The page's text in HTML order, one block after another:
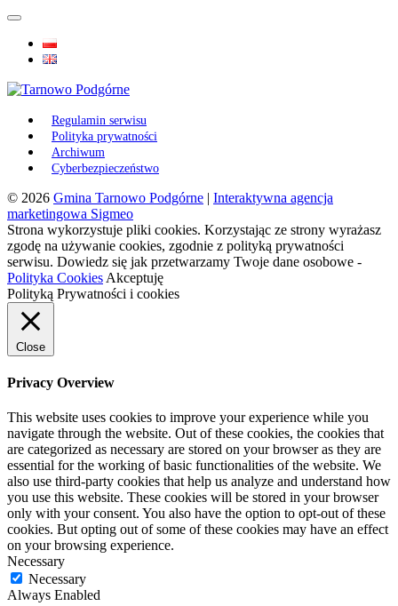
Regulamin serwisu
Polityka prywatności
Archiwum
Cyberbezpieczeństwo
© 2026 Gmina Tarnowo Podgórne | Interaktywna agencja
marketingowa Sigmeo
Strona wykorzystuje pliki cookies. Korzystając ze strony wyrażasz
zgodę na używanie cookies, zgodnie z polityką prywatności
serwisu. Dowiedz się jak przetwarzamy Twoje dane osobowe -
Polityka Cookies Akceptuję
Polityką Prywatności i cookies
Close
Privacy Overview
This website uses cookies to improve your experience while you
navigate through the website. Out of these cookies, the cookies that
are categorized as necessary are stored on your browser as they are
essential for the working of basic functionalities of the website. We
also use third-party cookies that help us analyze and understand how
you use this website. These cookies will be stored in your browser
only with your consent. You also have the option to opt-out of these
cookies. But opting out of some of these cookies may have an effect
on your browsing experience.
Necessary
Necessary
Always Enabled